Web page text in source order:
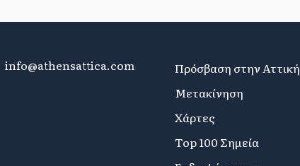
info@athensattica.com
Πρόσβαση στην Αττική
Μετακίνηση
Χάρτες
Top 100 Σημεία